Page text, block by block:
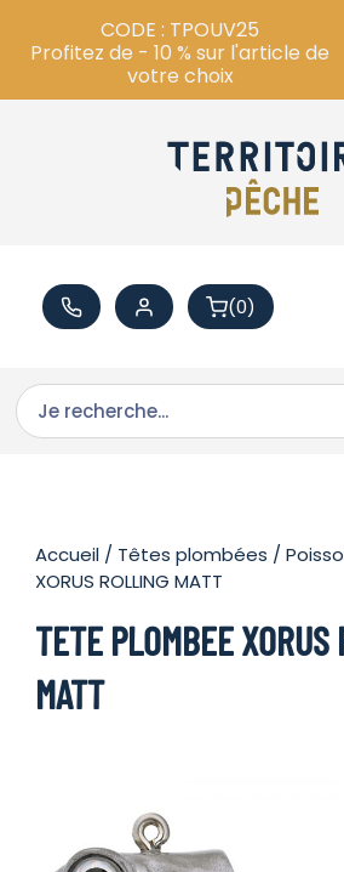
(0)
Accueil / Têtes plombées /
XORUS ROLLING MATT
TETE PLOMBEE XORUS
MATT
CODE : TPOUV25
Profitez de - 10 % sur l'article de
votre choix